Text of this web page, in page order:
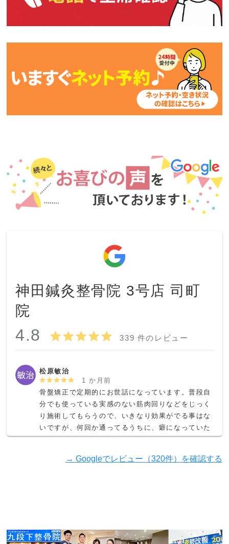
神田鍼灸整骨院 3号店 司町
院
4.8 339 件のレビュー
松原敏治
1 か月前
骨盤矯正で定期的にお世話になっています。普段自
分でも使っている実感のない筋肉回りなどをじっく
り施術してもらうので、いきなり効果がでる事はな
いですが、何回か通ってるうちに、癖になっていた
腰痛や体の固さが改善されて身体が軽い感覚です。
多いみたいなので病院で湿布もらうだけなら、絶対
神田酒太郎
→ Googleでレビュー（320件）を確認する